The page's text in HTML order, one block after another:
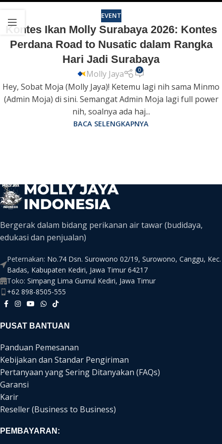
EVENT
Kontes Ikan Molly Surabaya 2026: Kontes
Perdana Road to Nusatic dalam Rangka
Hari Jadi Surabaya
Molly Jaya 0
Hey, Sobat Moja (Molly Jaya)! Ketemu lagi nih sama Minmo
(Admin Moja) di sini. Semangat Admin Moja lagi full power
nih, soalnya ada haj...
BACA SELENGKAPNYA
Bergerak dalam bidang perikanan air tawar (budidaya,
edukasi dan penjualan)
Peternakan: No.74 Dsn. Surowono 02/19, Surowono, Canggu, Kec.
Badas, Kabupaten Kediri, Jawa Timur 64217
Toko: Simpang Lima Gumul Kediri, Jawa Timur
+62 898-8505-555
PUSAT BANTUAN
Panduan Pemesanan
Kebijakan dan Standar Pengiriman
Pertanyaan yang Sering Ditanyakan (FAQs)
Garansi
Karir
Reseller (Business to Business)
PEMBAYARAN: